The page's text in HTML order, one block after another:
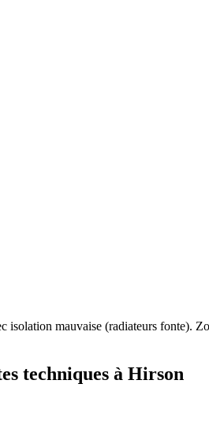
isolation mauvaise (radiateurs fonte).
techniques à Hirson